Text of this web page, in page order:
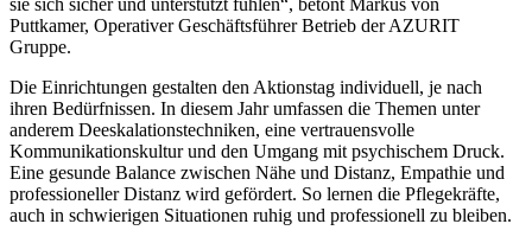
Puttkamer, Operativer Geschäftsführer Betrieb der AZURIT
Gruppe.
Die Einrichtungen gestalten den Aktionstag individuell, je nach
ihren Bedürfnissen. In diesem Jahr umfassen die Themen unter
anderem Deeskalationstechniken, eine vertrauensvolle
Kommunikationskultur und den Umgang mit psychischem Druck.
Eine gesunde Balance zwischen Nähe und Distanz, Empathie und
professioneller Distanz wird gefördert. So lernen die Pflegekräfte,
auch in schwierigen Situationen ruhig und professionell zu bleiben.